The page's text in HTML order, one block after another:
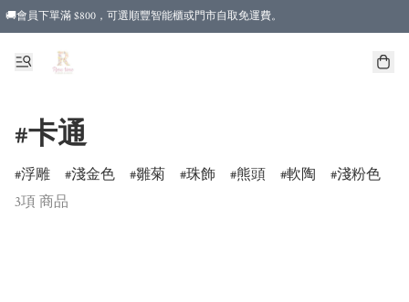
🚚會員下單滿 $800，可選順豐智能櫃或門市自取免運費。
#卡通
浮雕 淺金色 雛菊 珠飾 熊頭 軟陶 淺粉色
3項 商品